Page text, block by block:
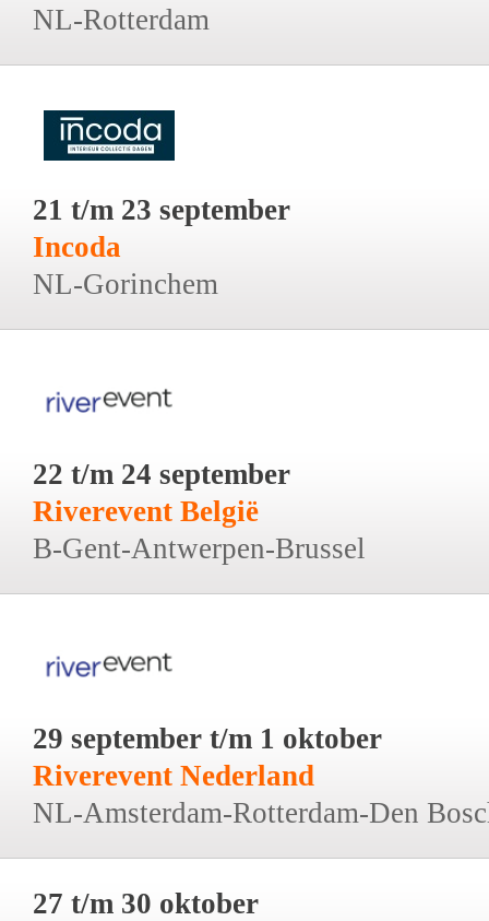
NL-Rotterdam
21 t/m 23 september
Incoda
NL-Gorinchem
22 t/m 24 september
Riverevent België
B-Gent-Antwerpen-Brussel
29 september t/m 1 oktober
Riverevent Nederland
NL-Amsterdam-Rotterdam-Den
27 t/m 30 oktober